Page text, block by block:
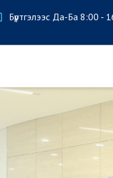
Бүртгэлээс Да-Ба 8:00 -